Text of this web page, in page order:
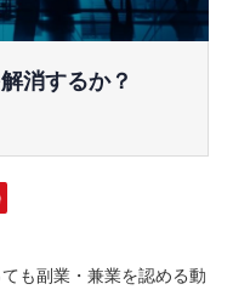
消するか？
も副業・兼業を認める動